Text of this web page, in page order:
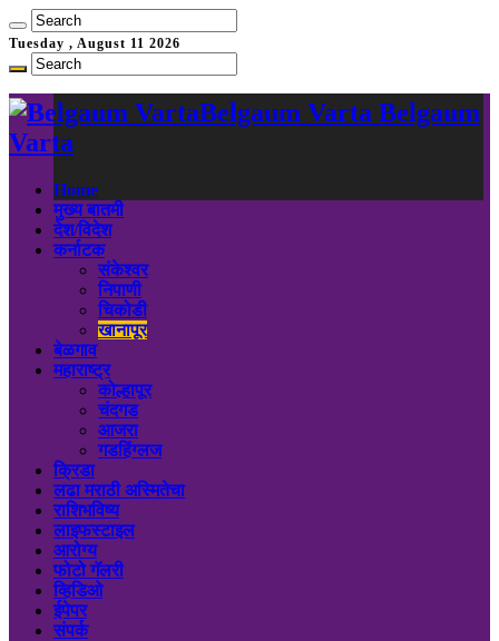
Tuesday , August 11 2026
Belgaum Varta Belgaum
Varta
Home
मुख्य बातमी
देश/विदेश
कर्नाटक
संकेश्वर
निपाणी
चिकोडी
खानापूर
बेळगाव
महाराष्ट्र
कोल्हापूर
चंदगड
आजरा
गडहिंग्लज
क्रिडा
लढा मराठी अस्मितेचा
राशिभविष्य
लाइफस्टाइल
आरोग्य
फोटो गॅलरी
व्हिडिओ
ईपेपर
संपर्क